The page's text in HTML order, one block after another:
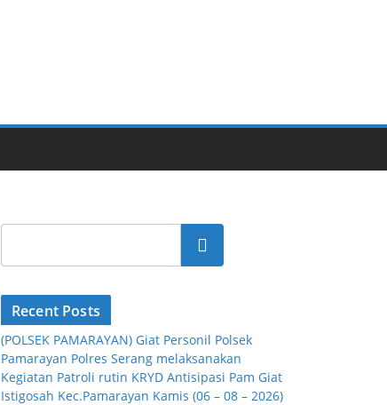
Cari
Recent Posts
(POLSEK PAMARAYAN) Giat Personil Polsek
Pamarayan Polres Serang melaksanakan
Kegiatan Patroli rutin KRYD Antisipasi Pam Giat
Istigosah Kec.Pamarayan Kamis (06 – 08 – 2026)